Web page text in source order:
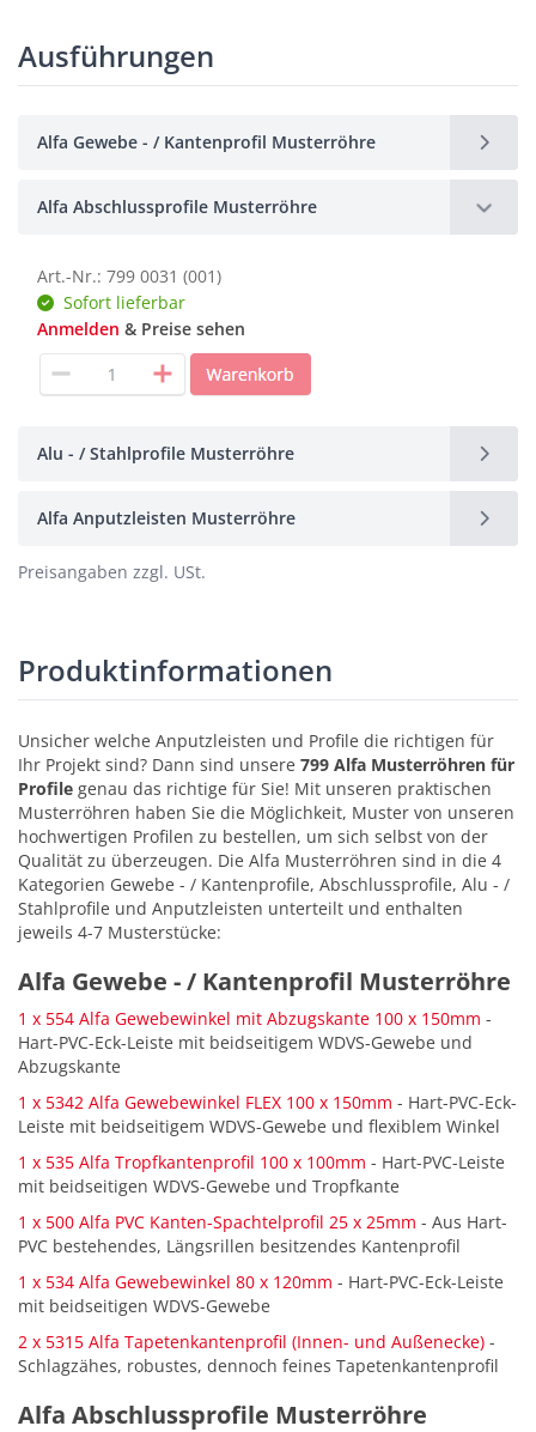
Ausführungen
Alfa Gewebe - / Kantenprofil Musterröhre
Alfa Abschlussprofile Musterröhre
Art.-Nr.: 799 0031 (001)
Sofort lieferbar
Anmelden & Preise sehen
Alu - / Stahlprofile Musterröhre
Alfa Anputzleisten Musterröhre
Preisangaben zzgl. USt.
Produktinformationen
Unsicher welche Anputzleisten und Profile die richtigen für
Ihr Projekt sind? Dann sind unsere 799 Alfa Musterröhren für
Profile genau das richtige für Sie! Mit unseren praktischen
Musterröhren haben Sie die Möglichkeit, Muster von unseren
hochwertigen Profilen zu bestellen, um sich selbst von der
Qualität zu überzeugen. Die Alfa Musterröhren sind in die 4
Kategorien Gewebe - / Kantenprofile, Abschlussprofile, Alu - /
Stahlprofile und Anputzleisten unterteilt und enthalten
jeweils 4-7 Musterstücke:
Alfa Gewebe - / Kantenprofil Musterröhre
1 x 554 Alfa Gewebewinkel mit Abzugskante 100 x 150mm -
Hart-PVC-Eck-Leiste mit beidseitigem WDVS-Gewebe und
Abzugskante
1 x 5342 Alfa Gewebewinkel FLEX 100 x 150mm - Hart-PVC-Eck-
Leiste mit beidseitigem WDVS-Gewebe und flexiblem Winkel
1 x 535 Alfa Tropfkantenprofil 100 x 100mm - Hart-PVC-Leiste
mit beidseitigen WDVS-Gewebe und Tropfkante
1 x 500 Alfa PVC Kanten-Spachtelprofil 25 x 25mm - Aus Hart-
PVC bestehendes, Längsrillen besitzendes Kantenprofil
1 x 534 Alfa Gewebewinkel 80 x 120mm - Hart-PVC-Eck-Leiste
mit beidseitigen WDVS-Gewebe
2 x 5315 Alfa Tapetenkantenprofil (Innen- und Außenecke) -
Schlagzähes, robustes, dennoch feines Tapetenkantenprofil
Alfa Abschlussprofile Musterröhre